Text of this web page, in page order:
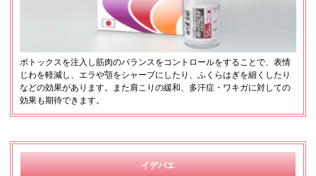
ボトックスを注入し筋肉のバランスをコントロールをすることで、表情
じわを軽減し、エラや顎をシャープにしたり、ふくらはぎを細くしたり
などの効果があります。また肩こりの緩和、多汗症・ワキガに対しての
効果も期待できます。
イデバエ